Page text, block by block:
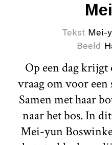
Tekst Mei-
Beeld
Op een dag
vraag om voor een
Samen met haar
naar het bos. In
Mei-yun